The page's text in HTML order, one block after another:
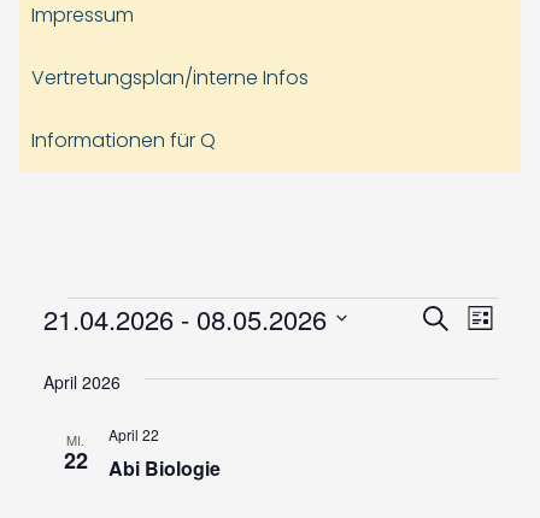
Impressum
Vertretungsplan/interne Infos
Informationen für Q
Veranstaltungen
und
SucheListe
21.04.2026 - 08.05.2026
April 2026
MI.
22 Abi Biologie
April 22